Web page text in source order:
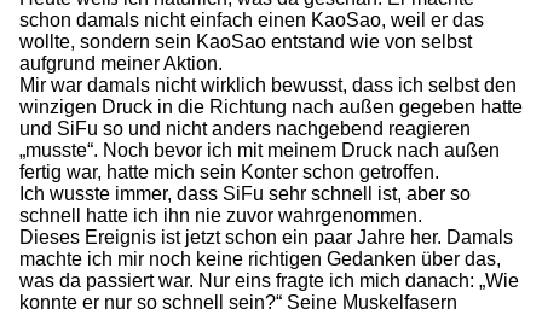
schon damals nicht einfach einen KaoSao, weil er das
wollte, sondern sein KaoSao entstand wie von selbst
aufgrund meiner Aktion.
Mir war damals nicht wirklich bewusst, dass ich selbst den
winzigen Druck in die Richtung nach außen gegeben hatte
und SiFu so und nicht anders nachgebend reagieren
„musste“. Noch bevor ich mit meinem Druck nach außen
fertig war, hatte mich sein Konter schon getroffen.
Ich wusste immer, dass SiFu sehr schnell ist, aber so
schnell hatte ich ihn nie zuvor wahrgenommen.
Dieses Ereignis ist jetzt schon ein paar Jahre her. Damals
machte ich mir noch keine richtigen Gedanken über das,
was da passiert war. Nur eins fragte ich mich danach: „Wie
konnte er nur so schnell sein?“ Seine Muskelfasern